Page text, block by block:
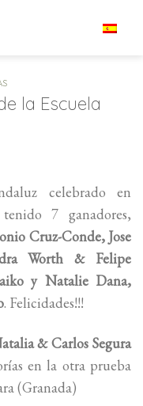
la Escuela
celebrado en
7 ganadores,
Cruz-Conde, Jose
Worth & Felipe
y Natalie Dana,
. Felicidades!!!
& Carlos Segura
en la otra prueba
(Granada)